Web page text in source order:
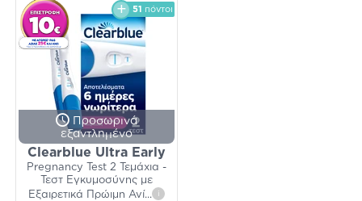
51 πόντοι
Προσωρινά
εξαντλημένο
Clearblue Ultra Early
Pregnancy Test 2 Τεμάχια -
Τεστ Εγκυμοσύνης με
Εξαιρετικά Πρώιμη Ανί... i